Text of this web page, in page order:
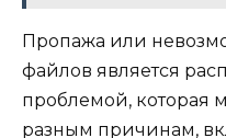
Пропажа или
файлов является
проблемой, которая
разным причинам,